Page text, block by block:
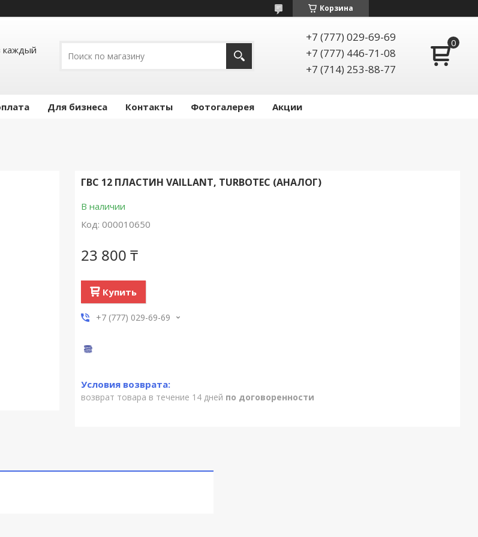
Корзина
каждый
+7 (777) 029-69-69
+7 (777) 446-71-08
+7 (714) 253-88-77
Для бизнеса Контакты Фотогалерея Акции
ГВС 12 ПЛАСТИН VAILLANT, TURBOTEC (АНАЛОГ)
В наличии
Код: 000010650
23 800 ₸
Купить
+7 (777) 029-69-69
возврат товара в течение 14 дней по договоренности